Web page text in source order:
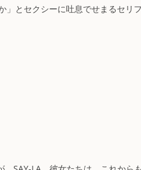
」とセクシーに吐息でせまるセリ